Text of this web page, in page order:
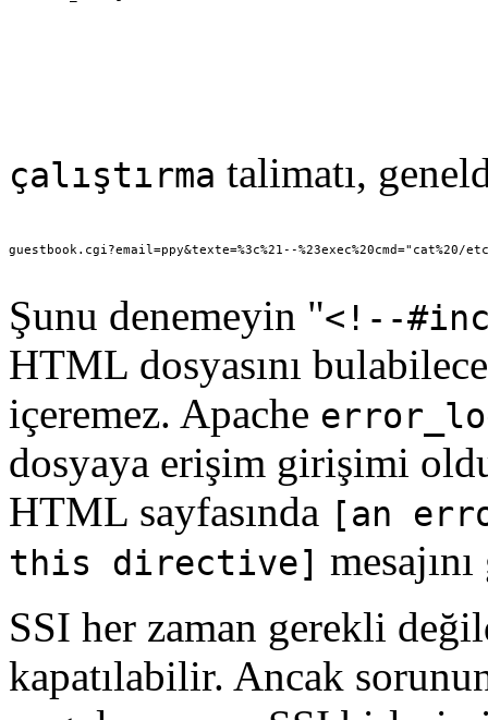
çalıştırma talimatı,
Şunu denemeyin "<!--
HTML dosyasını
içeremez. Apache
dosyaya erişim girişimi
HTML sayfasında [an
this directive]
SSI her zaman gerekli
kapatılabilir. Ancak